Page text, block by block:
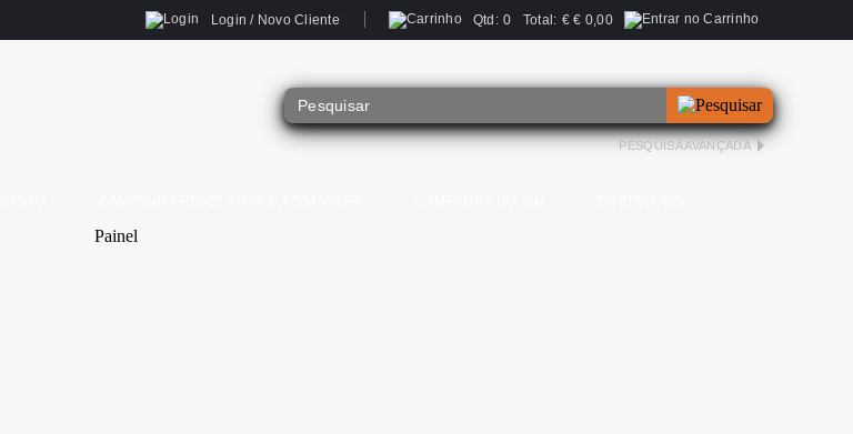
Login / Novo Cliente Qtd: 0 Total: €€ 0,00
PESQUISA AVANÇADA